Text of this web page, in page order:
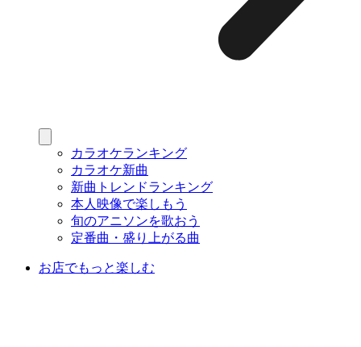
カラオケランキング
カラオケ新曲
新曲トレンドランキング
本人映像で楽しもう
旬のアニソンを歌おう
定番曲・盛り上がる曲
お店でもっと楽しむ